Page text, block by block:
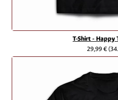
T-Shirt - Happy
29,99 €